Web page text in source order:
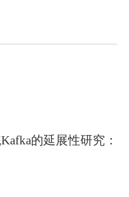
Kafka的延展性研究：